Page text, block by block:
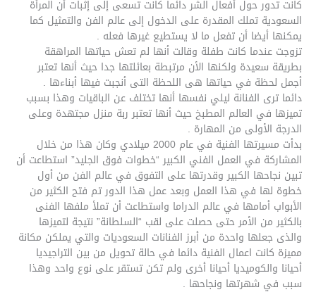
كانت تدور حول أفعال الشر دائما كانت تسعى إلى إثبات أن المرأة
السعودية تملك المقدرة على الدخول إلى عالم الفن والتمثيل كما
يمكنها أيضا أن تفعل ما لا يستطيع غيرها فعله .
تزوجت عندما كانت طفلة وقالت أنها لم تعش حياتها المراهقة
بطريقة سعيدة ولكنها الأن مرتبطة بعائلتها جدا حيث أنها تعتبر
أجمل لحظة في حياتها هى اللحظة التى أنجبت فيها أبناءها .
دائما ترى الفنانة ليلي نفسها أنها تختلف عن الباقيات وهذا بسبب
تميزها في العالم المطبخ حيث أنها تعتبر ربة منزل مجتهدة وعلى
الدرجة الأولى من المهارة .
بدأت مسيرتها الفنية في عام 2000 ميلادي وكان هذا من خلال
المشاركة في العمل الفني الكبير “خطوات فوق الجليد” استطاعت أن
تبين نجاحها الكبير وقدرتها على التفوق في عالم الفن من أول
خطوة لها في هذا العمل وبعد عمل هذا الدور تم فتح الكثير من
الأبواب أمامها في عالم الدراما واستطاعت أن تملأ ملفها الفنى
بالكثير من الأمر حتى حصلت على لقب “السلطانة” نتيجة لتميزها
والذى جعلها واحدة من أبرز الفنانات السعوديات والتي يملكن مكانة
مميزة كانت اعمال الفنية دائما في حالة تحويل من بين التراجيديا
أحيانا والكوميديا أحيانا أخرى ولم تكن تستقر على نوع واحد وهذا
سبب في شهرتها ونجاحها .